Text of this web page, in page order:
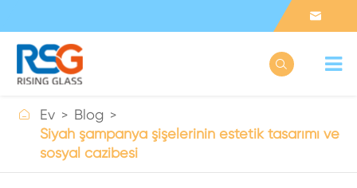


 Ev
Blog
Siyah şampanya şişelerinin estetik tasarımı ve
sosyal cazibesi